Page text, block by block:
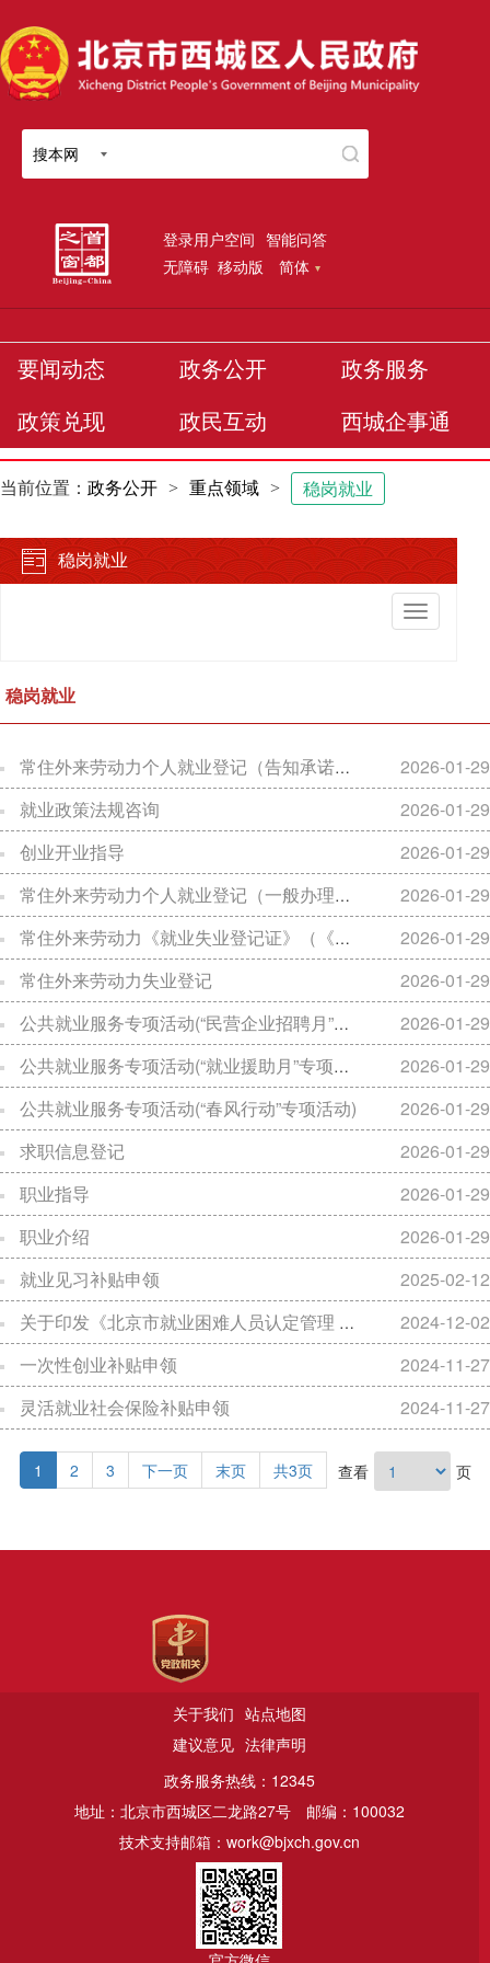
搜本网
登录用户空间 智能问答
无障碍 移动版 简体
要闻动态 政务公开 政务服务
政策兑现 政民互动 西城企事通
当前位置： 政务公开 > 重点领域 > 稳岗就业
稳岗就业
切
换
稳岗就业
常住外来劳动力个人就业登记（告知承诺办理方式）
2026-01-29
就业政策法规咨询
2026-01-29
创业开业指导
2026-01-29
常住外来劳动力个人就业登记（一般办理方式）
2026-01-29
常住外来劳动力《就业失业登记证》（《就业创业证》）申领
2026-01-29
常住外来劳动力失业登记
2026-01-29
公共就业服务专项活动(“民营企业招聘月”专项活动)
2026-01-29
公共就业服务专项活动(“就业援助月”专项活动)
2026-01-29
公共就业服务专项活动(“春风行动”专项活动)
2026-01-29
求职信息登记
2026-01-29
职业指导
2026-01-29
职业介绍
2026-01-29
就业见习补贴申领
2025-02-12
关于印发《北京市就业困难人员认定管理 办法（试行)》的通知 京人社评发〔2024〕11号
2024-12-02
一次性创业补贴申领
2024-11-27
灵活就业社会保险补贴申领
2024-11-27
1 2 3 下一页 末页 共3页 查看 页
关于我们 站点地图
建议意见 法律声明
政务服务热线：12345
地址：北京市西城区二龙路27号
邮编：100032
技术支持邮箱：work@bjxch.gov.cn